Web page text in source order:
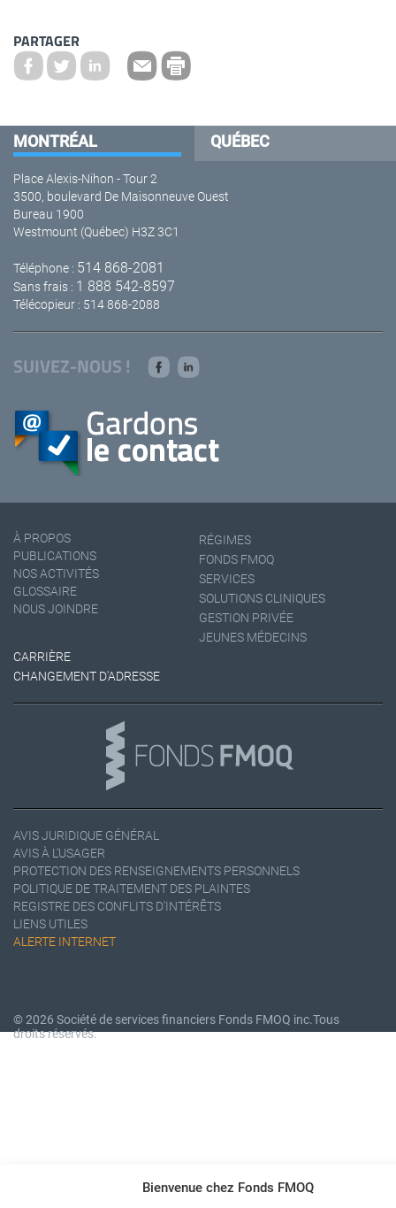
Bienvenue chez Fonds FMOQ
PARTAGER
MONTRÉAL QUÉBEC
Place Alexis-Nihon - Tour 2
3500, boulevard De Maisonneuve Ouest
Bureau 1900
Westmount (Québec) H3Z 3C1
Téléphone : 514 868-2081
Sans frais : 1 888 542-8597
Télécopieur : 514 868-2088
SUIVEZ-NOUS !
À PROPOS
PUBLICATIONS
NOS ACTIVITÉS
GLOSSAIRE
NOUS JOINDRE
RÉGIMES
FONDS FMOQ
SERVICES
SOLUTIONS CLINIQUES
GESTION PRIVÉE
JEUNES MÉDECINS
CARRIÈRE
CHANGEMENT D'ADRESSE
AVIS JURIDIQUE GÉNÉRAL
AVIS À L'USAGER
PROTECTION DES RENSEIGNEMENTS PERSONNELS
POLITIQUE DE TRAITEMENT DES PLAINTES
REGISTRE DES CONFLITS D'INTÉRÊTS
LIENS UTILES
ALERTE INTERNET
© 2026 Société de services financiers Fonds FMOQ inc.Tous
droits réservés.